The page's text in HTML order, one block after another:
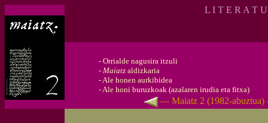
L I T E R A T
- Orrialde nagusira itzuli
- Maiatz aldizkaria
-Ale honen aurkibidea
-Ale honi buruzkoak (azalaren irudia eta fitxa)
— Maiatz 2 (1982-